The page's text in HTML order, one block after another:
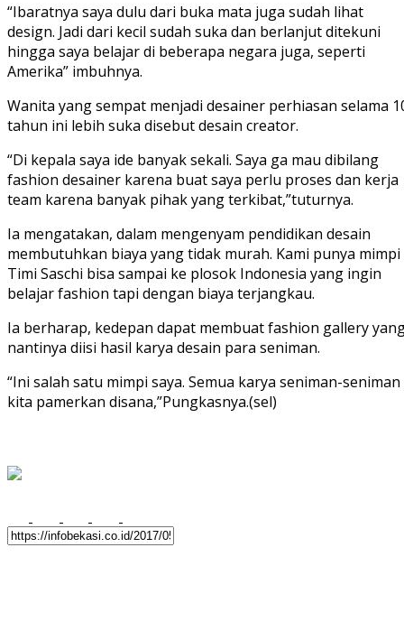
“Ibaratnya saya dulu dari buka mata juga sudah lihat
design. Jadi dari kecil sudah suka dan berlanjut ditekuni
hingga saya belajar di beberapa negara juga, seperti
Amerika” imbuhnya.
Wanita yang sempat menjadi desainer perhiasan selama
tahun ini lebih suka disebut desain creator.
“Di kepala saya ide banyak sekali. Saya ga mau dibilang
fashion desainer karena buat saya perlu proses dan kerja
team karena banyak pihak yang terkibat,”tuturnya.
Ia mengatakan, dalam mengenyam pendidikan desain
membutuhkan biaya yang tidak murah. Kami punya mimpi
Timi Saschi bisa sampai ke plosok Indonesia yang ingin
belajar fashion tapi dengan biaya terjangkau.
Ia berharap, kedepan dapat membuat fashion gallery
nantinya diisi hasil karya desain para seniman.
“Ini salah satu mimpi saya. Semua karya seniman-seniman
kita pamerkan disana,”Pungkasnya.(sel)